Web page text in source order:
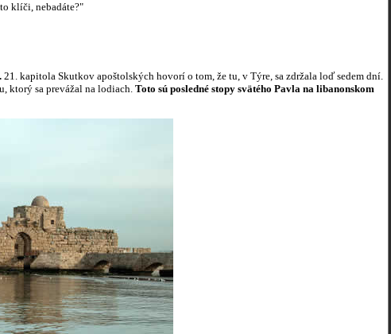
klíči, nebadáte?"
21. kapitola Skutkov apoštolských hovorí o tom, že tu, v Týre, sa zdržala loď sedem dní.
ktorý sa prevážal na lodiach. Toto sú posledné stopy svätého Pavla na libanonskom